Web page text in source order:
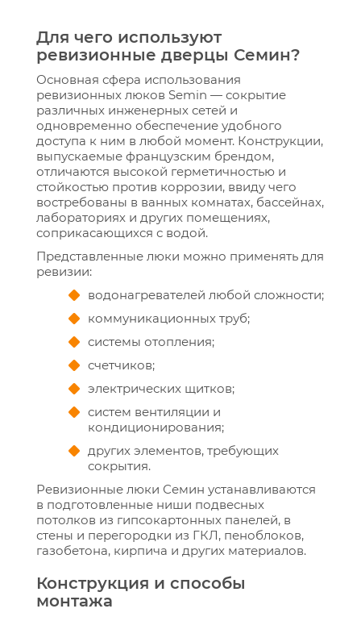
Для чего используют
ревизионные дверцы Семин?
Основная сфера использования
ревизионных люков Semin — сокрытие
различных инженерных сетей и
одновременно обеспечение удобного
доступа к ним в любой момент. Конструкции,
выпускаемые французским брендом,
отличаются высокой герметичностью и
стойкостью против коррозии, ввиду чего
востребованы в ванных комнатах, бассейнах,
лабораториях и других помещениях,
соприкасающихся с водой.
Представленные люки можно применять для
ревизии:
водонагревателей любой сложности;
коммуникационных труб;
системы отопления;
счетчиков;
электрических щитков;
систем вентиляции и
кондиционирования;
других элементов, требующих
сокрытия.
Ревизионные люки Семин устанавливаются
в подготовленные ниши подвесных
потолков из гипсокартонных панелей, в
стены и перегородки из ГКЛ, пеноблоков,
газобетона, кирпича и других материалов.
Конструкция и способы
монтажа